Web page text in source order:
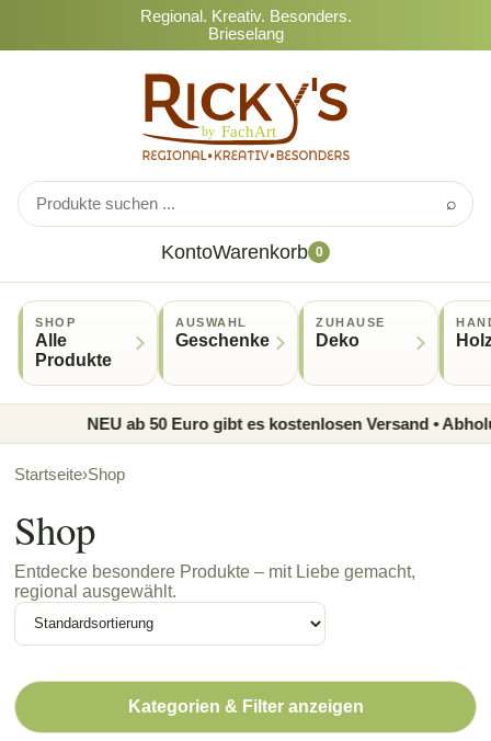
Regional. Kreativ. Besonders.
Brieselang
⌕
KontoWarenkorb 0
SHOP
Alle
Produkte
AUSWAHL
Geschenke
ZUHAUSE
Deko
NEU ab 50 Euro gibt es kostenlosen Versand •
Startseite›Shop
Shop
Entdecke besondere Produkte – mit Liebe gemacht,
regional ausgewählt.
Kategorien & Filter anzeigen